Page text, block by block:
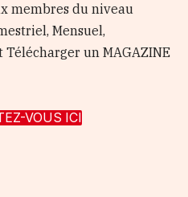
membres du niveau
Mensuel,
un MAGAZINE
VOUS ICI